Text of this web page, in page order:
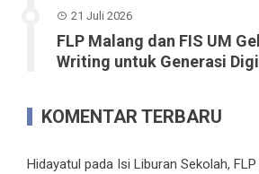
21 Juli 2026
FLP Malang dan FIS UM
Writing untuk Generasi
KOMENTAR TERBARU
Hidayatul pada Isi Liburan Sekolah,